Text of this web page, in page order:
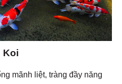
Koi
mãnh liệt, tràng đầy năng